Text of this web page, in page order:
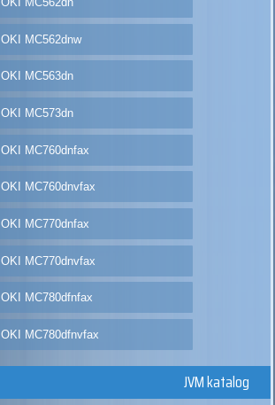
OKI MC562dnw
OKI MC563dn
OKI MC573dn
OKI MC760dnfax
OKI MC760dnvfax
OKI MC770dnfax
OKI MC770dnvfax
OKI MC780dfnfax
OKI MC780dfnvfax
JVM katalog